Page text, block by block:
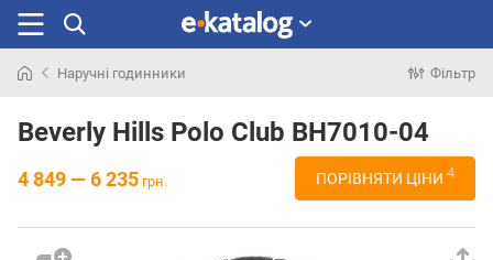
раніше
Наручні годинники Фільтр
Beverly Hills Polo Club BH7010-04
4 849 — 6 235 грн. ПОРІВНЯТИ ЦІНИ 4